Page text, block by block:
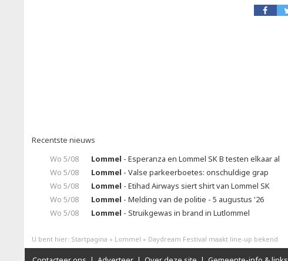
Recentste nieuws
Wo 5/08
Lommel - Esperanza en Lommel SK B testen elkaar al
Wo 5/08
Lommel - Valse parkeerboetes: onschuldige grap
Wo 5/08
Lommel - Etihad Airways siert shirt van Lommel SK
Wo 5/08
Lommel - Melding van de politie - 5 augustus '26
Wo 5/08
Lommel - Struikgewas in brand in Lutlommel
U bent hier: Startpagina » Lommel » Daydream Festival maakt line-up bekend